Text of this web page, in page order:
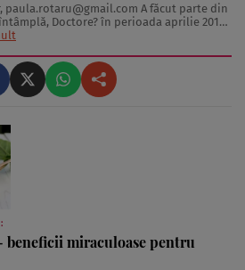
paula.rotaru@gmail.com
Doctore? în perioada aprilie 2013-
despre
și sănătatea emoțională. Colaborări: Viața ...
beneficii miraculoase pentru